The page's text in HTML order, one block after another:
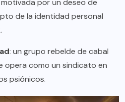
por un deseo de
de la identidad personal
: un grupo rebelde de cabal
opera como un sindicato en
psiónicos.